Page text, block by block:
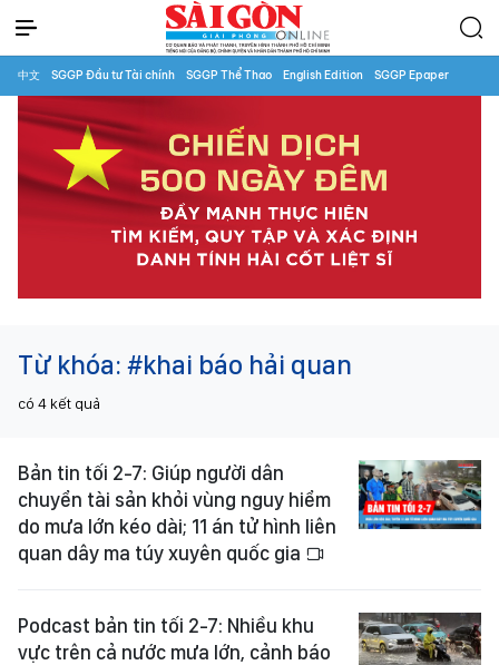
中文 SGGP Đầu tư Tài chính SGGP Thể Thao English Edition SGGP Epaper
Từ khóa: #khai báo hải quan
có 4 kết quả
Bản tin tối 2-7: Giúp người dân
chuyển tài sản khỏi vùng nguy hiểm
do mưa lớn kéo dài; 11 án tử hình liên
quan dây ma túy xuyên quốc gia
Podcast bản tin tối 2-7: Nhiều khu
vực trên cả nước mưa lớn, cảnh báo